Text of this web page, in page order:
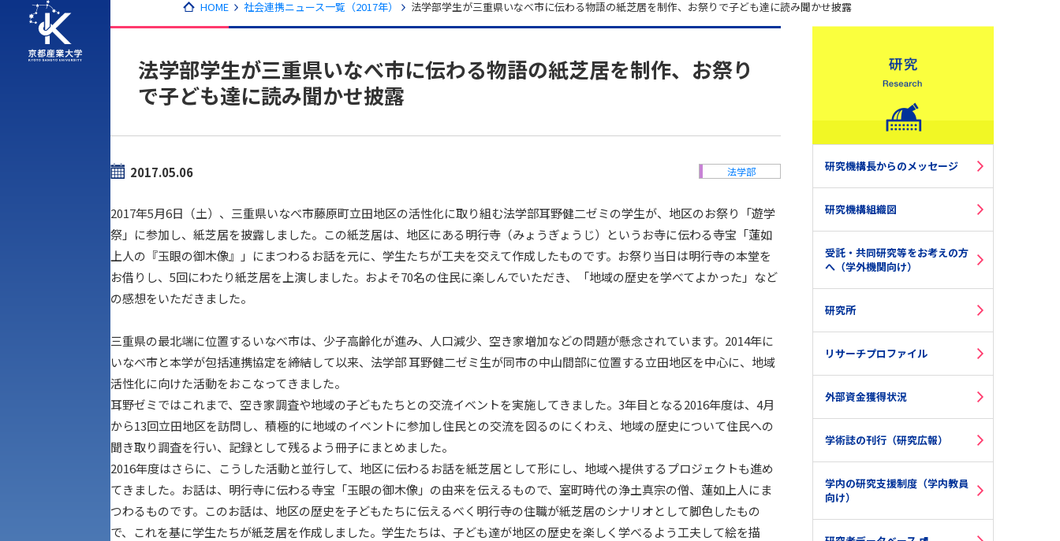
アクセス 資料請求 お問い合わせ
HOME 社会連携ニュース一覧（2017年） 法学部学生が三重県いなべ市に伝わる物語の紙芝居を制作、お祭りで子ども達に読み聞かせ披露
法学部学生が三重県いなべ市に伝わる物語の紙芝居を制作、お祭り
で子ども達に読み聞かせ披露
2017.05.06 法学部
2017年5月6日（土）、三重県いなべ市藤原町立田地区の活性化に取り組む法学部耳野健二ゼミの学生が、地区のお祭り「遊学
祭」に参加し、紙芝居を披露しました。この紙芝居は、地区にある明行寺（みょうぎょうじ）というお寺に伝わる寺宝「蓮如
上人の『玉眼の御木像』」にまつわるお話を元に、学生たちが工夫を交えて作成したものです。お祭り当日は明行寺の本堂を
お借りし、5回にわたり紙芝居を上演しました。およそ70名の住民に楽しんでいただき、「地域の歴史を学べてよかった」など
の感想をいただきました。
三重県の最北端に位置するいなべ市は、少子高齢化が進み、人口減少、空き家増加などの問題が懸念されています。2014年に
いなべ市と本学が包括連携協定を締結して以来、法学部 耳野健二ゼミ生が同市の中山間部に位置する立田地区を中心に、地域
活性化に向けた活動をおこなってきました。
耳野ゼミではこれまで、空き家調査や地域の子どもたちとの交流イベントを実施してきました。3年目となる2016年度は、4月
から13回立田地区を訪問し、積極的に地域のイベントに参加し住民との交流を図るのにくわえ、地域の歴史について住民への
聞き取り調査を行い、記録として残るよう冊子にまとめました。
2016年度はさらに、こうした活動と並行して、地区に伝わるお話を紙芝居として形にし、地域へ提供するプロジェクトも進め
てきました。お話は、明行寺に伝わる寺宝「玉眼の御木像」の由来を伝えるもので、室町時代の浄土真宗の僧、蓮如上人にま
つわるものです。このお話は、地区の歴史を子どもたちに伝えるべく明行寺の住職が紙芝居のシナリオとして脚色したもの
で、これを基に学生たちが紙芝居を作成しました。学生たちは、子ども達が地区の歴史を楽しく学べるよう工夫して絵を描
研究機構長からのメッセージ
研究機構組織図
受託・共同研究等をお考えの方
へ（学外機関向け）
研究所
リサーチプロファイル
外部資金獲得状況
学術誌の刊行（研究広報）
学内の研究支援制度（学内教員
向け）